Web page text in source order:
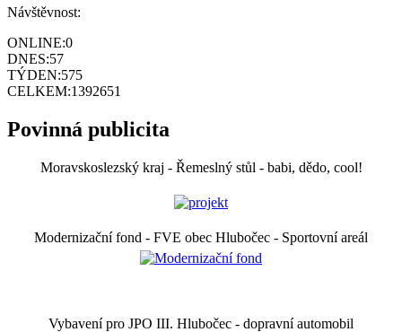
Návštěvnost:
ONLINE:0
DNES:57
TÝDEN:575
CELKEM:1392651
Povinná publicita
Moravskoslezský kraj - Řemeslný stůl - babi, dědo, cool!
Modernizační fond - FVE obec Hlubočec - Sportovní areál
Vybavení pro JPO III. Hlubočec - dopravní automobil